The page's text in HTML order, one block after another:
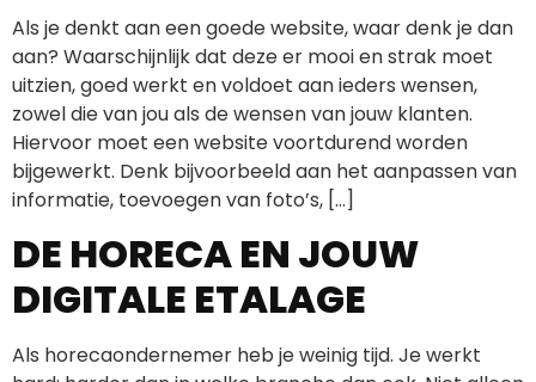
Als je denkt aan een goede website, waar denk je dan
aan? Waarschijnlijk dat deze er mooi en strak moet
uitzien, goed werkt en voldoet aan ieders wensen,
zowel die van jou als de wensen van jouw klanten.
Hiervoor moet een website voortdurend worden
bijgewerkt. Denk bijvoorbeeld aan het aanpassen van
informatie, toevoegen van foto’s, […]
DE HORECA EN JOUW
DIGITALE ETALAGE
Als horecaondernemer heb je weinig tijd. Je werkt